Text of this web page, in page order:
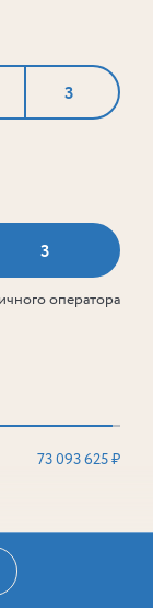
3
3
оператора
73 093 625 ₽